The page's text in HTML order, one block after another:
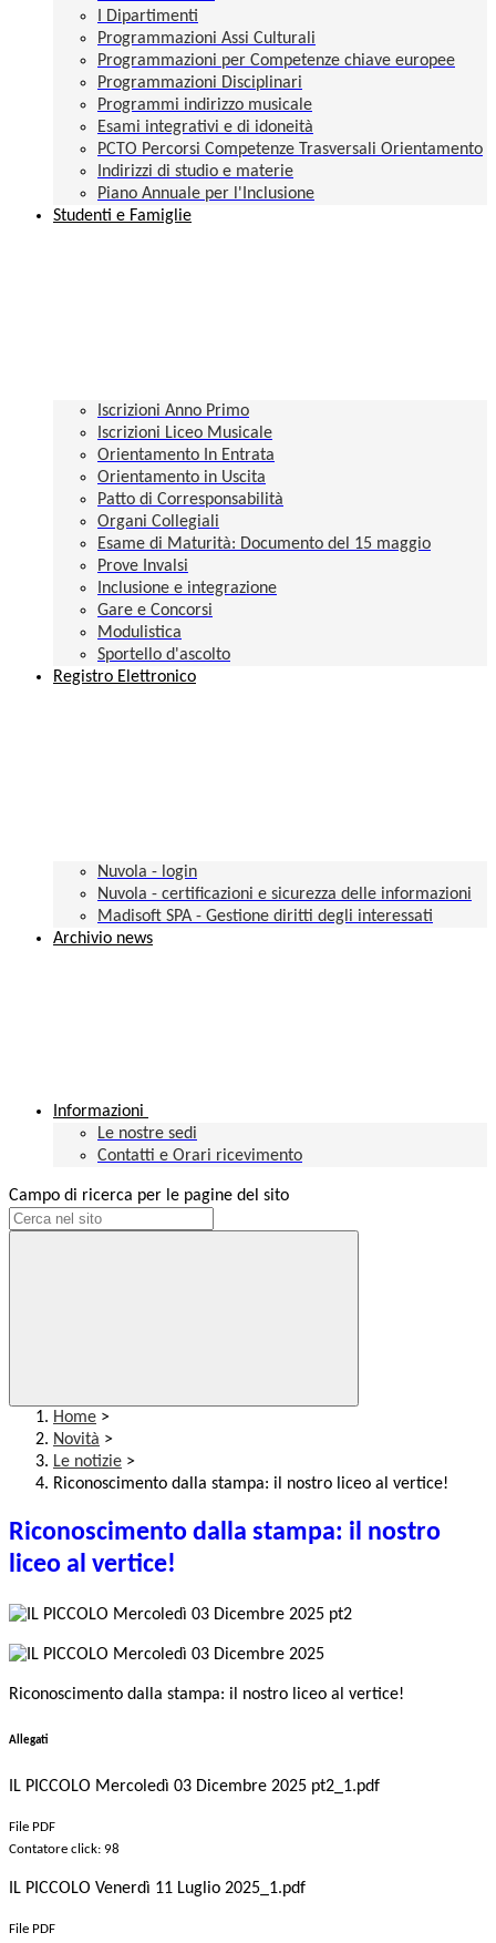
I Dipartimenti
Programmazioni Assi Culturali
Programmazioni per Competenze chiave europee
Programmazioni Disciplinari
Programmi indirizzo musicale
Esami integrativi e di idoneità
PCTO Percorsi Competenze Trasversali Orientamento
Indirizzi di studio e materie
Piano Annuale per l'Inclusione
Studenti e Famiglie
Iscrizioni Anno Primo
Iscrizioni Liceo Musicale
Orientamento In Entrata
Orientamento in Uscita
Patto di Corresponsabilità
Organi Collegiali
Esame di Maturità: Documento del 15 maggio
Prove Invalsi
Inclusione e integrazione
Gare e Concorsi
Modulistica
Sportello d'ascolto
Registro Elettronico
Nuvola - login
Nuvola - certificazioni e sicurezza delle informazioni
Madisoft SPA - Gestione diritti degli interessati
Archivio news
Informazioni
Le nostre sedi
Contatti e Orari ricevimento
Campo di ricerca per le pagine del sito
Home >
Novità >
Le notizie >
Riconoscimento dalla stampa: il nostro liceo al vertice!
Riconoscimento dalla stampa: il nostro
liceo al vertice!
Riconoscimento dalla stampa: il nostro liceo al vertice!
Allegati
IL PICCOLO Mercoledì 03 Dicembre 2025 pt2_1.pdf
File PDF
Contatore click: 98
IL PICCOLO Venerdì 11 Luglio 2025_1.pdf
File PDF